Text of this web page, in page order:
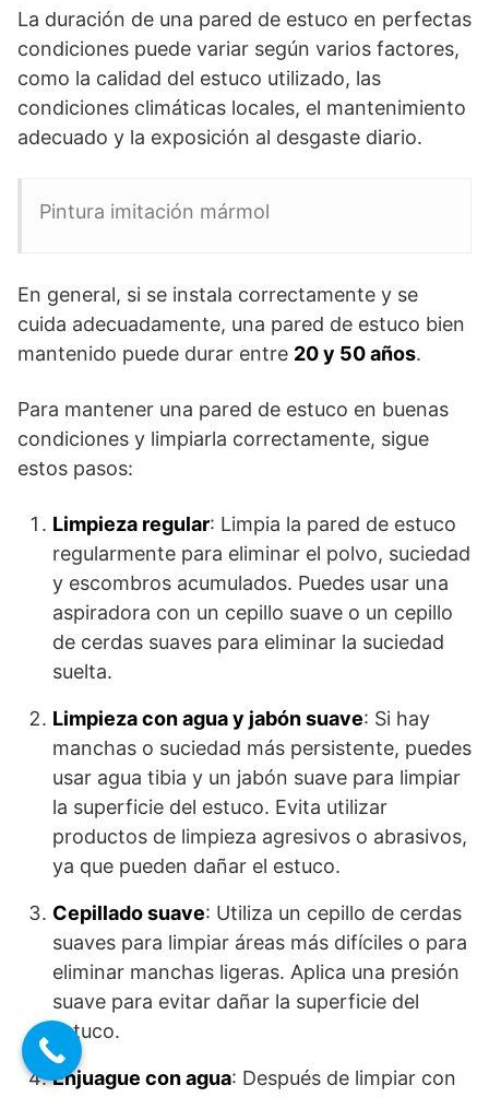
La duración de una pared de estuco en perfectas
condiciones puede variar según varios factores,
como la calidad del estuco utilizado, las
condiciones climáticas locales, el mantenimiento
adecuado y la exposición al desgaste diario.
Pintura imitación mármol
En general, si se instala correctamente y se
cuida adecuadamente, una pared de estuco bien
mantenido puede durar entre 20 y 50 años.
Para mantener una pared de estuco en buenas
condiciones y limpiarla correctamente, sigue
estos pasos:
Limpieza regular: Limpia la pared de estuco
regularmente para eliminar el polvo, suciedad
y escombros acumulados. Puedes usar una
aspiradora con un cepillo suave o un cepillo
de cerdas suaves para eliminar la suciedad
suelta.
Limpieza con agua y jabón suave: Si hay
manchas o suciedad más persistente, puedes
usar agua tibia y un jabón suave para limpiar
la superficie del estuco. Evita utilizar
productos de limpieza agresivos o abrasivos,
ya que pueden dañar el estuco.
Cepillado suave: Utiliza un cepillo de cerdas
suaves para limpiar áreas más difíciles o para
eliminar manchas ligeras. Aplica una presión
suave para evitar dañar la superficie del
estuco.
Enjuague con agua: Después de limpiar con